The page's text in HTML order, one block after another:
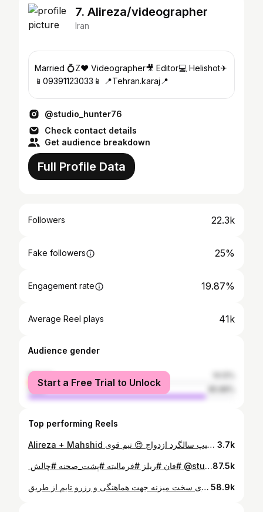
7. Alireza/videographer
Iran
Married 💍Z❤ Videographer🎥 Editor💻 Helishot✈
📱09391123033📱 📍Tehran.karaj📍
@studio_hunter76
Check contact details
Get audience breakdown
Full Profile Data
Followers 22.3k
Fake followers 25%
Engagement rate 19.87%
Average Reel plays 41k
Audience gender
female
male
Start a Free Trial to Unlock
Top performing Reels
Alireza + Mahshid چقدر خوبه که از این کلیپ ها درست میکنی بعد از ۱۰ سال ازدواج کلیپ سالگرد ازدواج 😍 تیم قوی @photo_hunter76 @mhdie_khaniii #عروسی #کلیپ_عروسی #کلیپ_سالگرد_ازدواج #سالگردازدواجمون_مبارک #سالگردازدواجمون 3.7k
⁨ ⁨ وقتی عروس نتونه اجرا کنه خودمون دست به کار میشیم 🤣 فرمالیته با ما فقط برای فیلمبرداری نیست کلی لحظات فان رو تجربه میکنی و به عنوان یک روز به یاد ماندنی میشه براتون خروجی کار هم که حضوری تشریف بیارید دفتر جهت هماهنگی و رزرو از طریق : ‪‪@studio_hunter76‬‬ Tel:09391123033 #فان #ریلز #فرمالیته #پشت_صحنه #چالش⁩⁩87.5k
وقتی سناریو رو از فیلمبردار میخوای دست به کارای سخت میزنه جهت هماهنگی و رزرو تایم از طریق : Tel:09391123033 @studio_hunter76 #بک_استیج #پوشاک #ریلز #وایت_روم #فیلمبردار 58.9k